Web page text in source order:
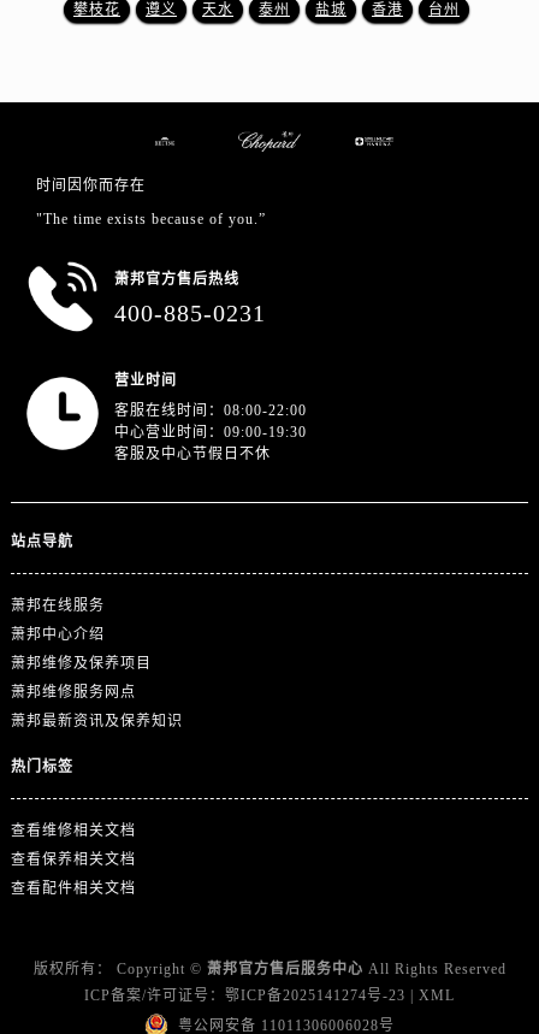
浙江省绍兴市越城区胜利东路379号世茂天际中心写字楼8层805室萧邦售后服务中心（需提前预约）
广东省广州市天河区天河路230号万菱汇国际中心A塔7层704室萧邦售后服务中心（需提前预约）
广东省河源市源城区越王大道萧邦售后服务中心（需提前预约）
广东省云浮市云城区金山路萧邦售后服务中心（需提前预约）
攀枝花 遵义 天水 泰州 盐城 香港 台州
时间因你而存在
"The time exists because of you.”
萧邦官方售后热线
400-885-0231
营业时间
客服在线时间：08:00-22:00
中心营业时间：09:00-19:30
客服及中心节假日不休
站点导航
萧邦在线服务
萧邦中心介绍
萧邦维修及保养项目
萧邦维修服务网点
萧邦最新资讯及保养知识
热门标签
查看维修相关文档
查看保养相关文档
查看配件相关文档
版权所有： Copyright © 萧邦官方售后服务中心 All Rights Reserved
ICP备案/许可证号： 鄂ICP备2025141274号-23
XML
粤公网安备 11011306006028号